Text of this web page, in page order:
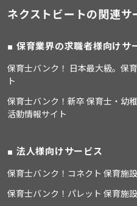
ネクストビートの関連サ
保育業界の求職者様向けサ
保育士バンク！ 日本最大級。保
ト
保育士バンク！新卒 保育士・幼
活動情報サイト
法人様向けサービス
保育士バンク！コネクト 保育施
保育士バンク！パレット 保育施